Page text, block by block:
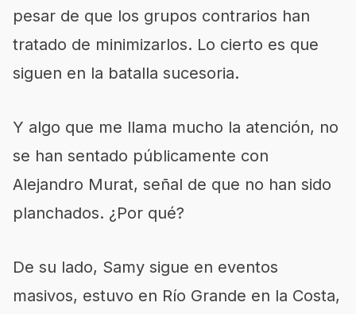
pesar de que los grupos contrarios han
tratado de minimizarlos. Lo cierto es que
siguen en la batalla sucesoria.
Y algo que me llama mucho la atención, no
se han sentado públicamente con
Alejandro Murat, señal de que no han sido
planchados. ¿Por qué?
De su lado, Samy sigue en eventos
masivos, estuvo en Río Grande en la Costa,